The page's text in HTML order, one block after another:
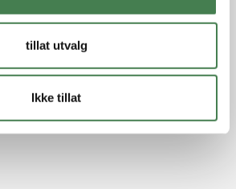
tillat utvalg
Ikke tillat